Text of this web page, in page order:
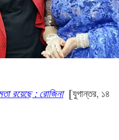
রয়েছে : রোজিনা [যুগান্তর, ১৪